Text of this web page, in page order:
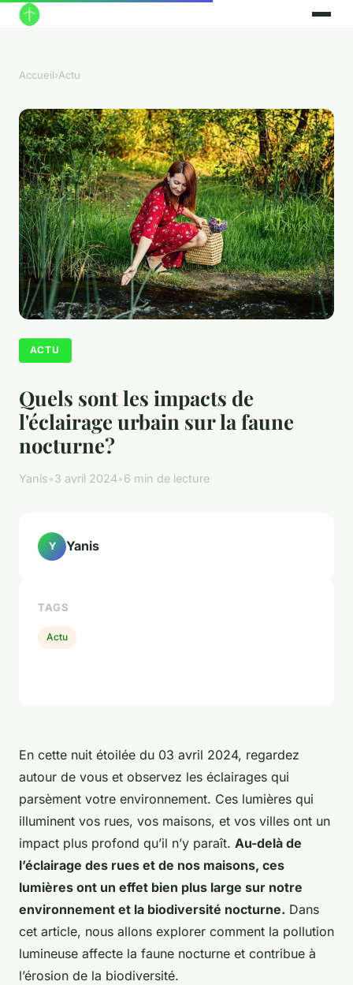
Accueil›Actu
ACTU
Quels sont les impacts de
l'éclairage urbain sur la faune
nocturne?
Yanis•3 avril 2024•6 min de lecture
En cette nuit étoilée du 03 avril 2024, regardez
autour de vous et observez les éclairages qui
parsèment votre environnement. Ces lumières qui
illuminent vos rues, vos maisons, et vos villes ont un
impact plus profond qu’il n’y paraît. Au-delà de
l’éclairage des rues et de nos maisons, ces
lumières ont un effet bien plus large sur notre
environnement et la biodiversité nocturne. Dans
cet article, nous allons explorer comment la pollution
lumineuse affecte la faune nocturne et contribue à
l’érosion de la biodiversité.
Y Yanis
TAGS
Actu